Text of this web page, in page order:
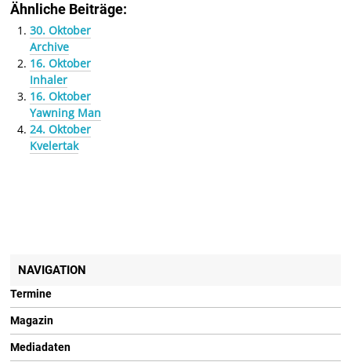
Ähnliche Beiträge:
30. Oktober
Archive
16. Oktober
Inhaler
16. Oktober
Yawning Man
24. Oktober
Kvelertak
NAVIGATION
Termine
Magazin
Mediadaten